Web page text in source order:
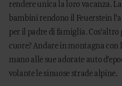
rendere unica la loro vacanza.
bambini rendono il Feuerstein
per il padre di famiglia.
cuore? Andare in montagna con
mano alle sue adorate auto
volante le sinuose strade alpine.